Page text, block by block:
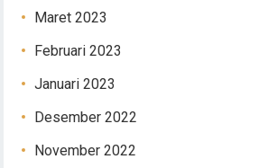
Maret 2023
Februari 2023
Januari 2023
Desember 2022
November 2022